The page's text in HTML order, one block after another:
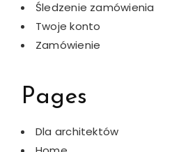
Śledzenie zamówienia
Twoje konto
Zamówienie
Pages
Dla architektów